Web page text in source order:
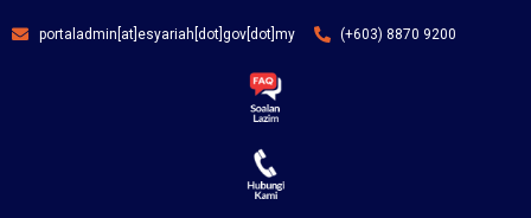
portaladmin[at]esyariah[dot]gov[dot]my (+603) 8870 9200